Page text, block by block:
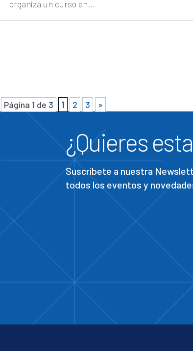
organiza un curso en...
Página 1 de 3 1 2 3 »
¿Quieres
Suscríbete a nuestra
todos los eventos y